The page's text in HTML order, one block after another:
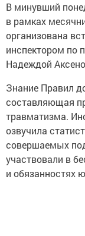
В минувший
в рамках
организована
инспектором по
Надеждой
Знание Правил
составляющая
травматизма.
озвучила
совершаемых
участвовали в
и обязанностях